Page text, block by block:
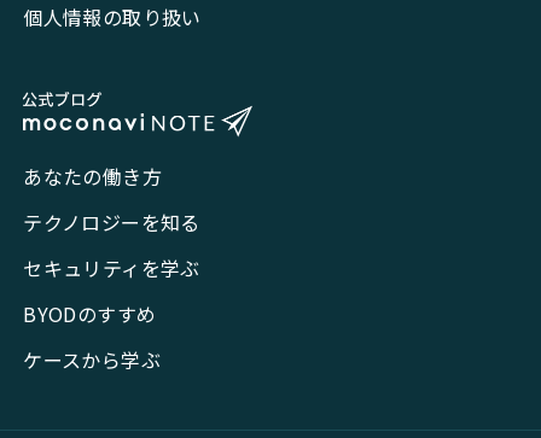
個人情報の取り扱い
あなたの働き方
テクノロジーを知る
セキュリティを学ぶ
BYODのすすめ
ケースから学ぶ